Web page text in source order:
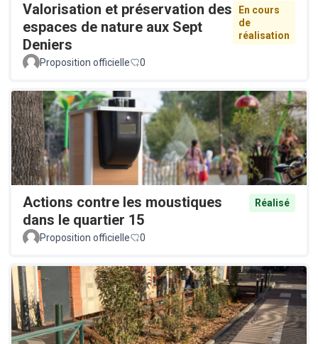
Valorisation et préservation des
espaces de nature aux Sept
Deniers
En cours
de
réalisation
Proposition officielle 0
Actions contre les moustiques
dans le quartier 15
Réalisé
Proposition officielle 0